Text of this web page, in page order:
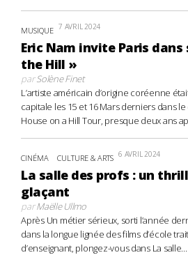
MUSIQUE 7 AVRIL 2024
Eric Nam invite Paris dans
the Hill »
parSolène Finet
L’artiste américain d’origine coréenne
capitale les 15 et 16 Mars derniers dans
House on a Hill Tour, presque deux ans
CINÉMA CULTURE & ARTS 6 AVRIL 2024
La salle des profs : un
glaçant
parMaëlle Ullmo
Après Un métier sérieux, sorti l’année
dans la longue lignée des films d’école
d’enseignant, plongez-vous dans La salle...